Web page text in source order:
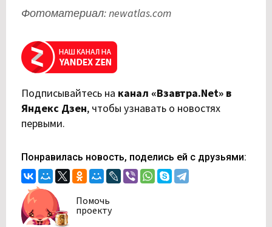
Фотоматериал: newatlas.com
Подписывайтесь на канал «Взавтра.Net» в
Яндекс Дзен, чтобы узнавать о новостях
первыми.
Понравилась новость, поделись ей с друзьями:
Помочь
проекту